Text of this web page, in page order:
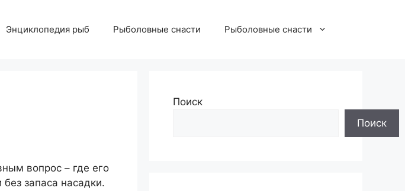
Энциклопедия рыб Рыболовные снасти Рыболовные снасти
вопрос – где его
запаса насадки.
Поиск
Поиск